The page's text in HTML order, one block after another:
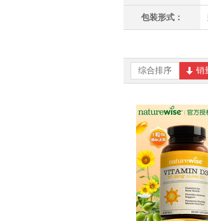
包装形式：
综合排序 销